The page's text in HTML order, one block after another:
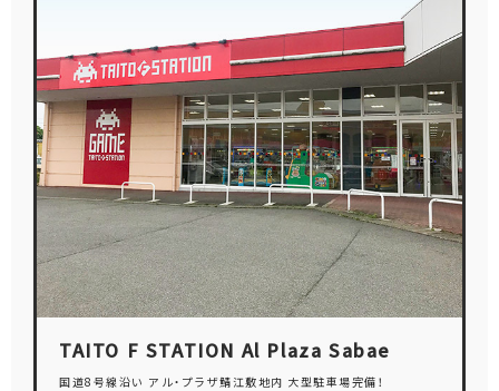
TAITO F STATION Al Plaza Sabae
国道8号線沿い アル・プラザ鯖江敷地内 大型駐車場完備！